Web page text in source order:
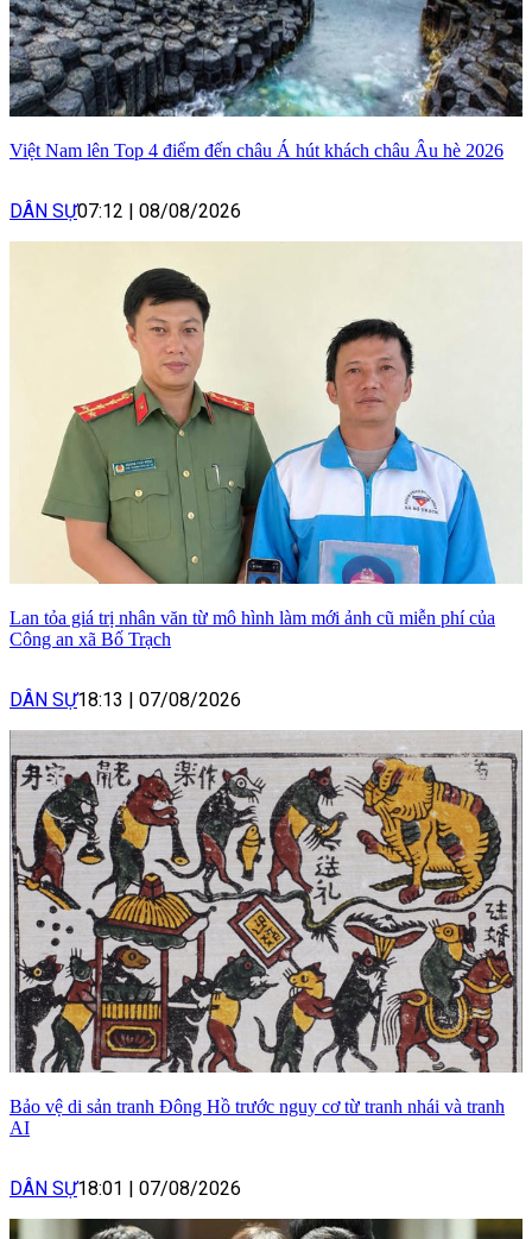
Việt Nam lên Top 4 điểm đến châu Á hút khách châu Âu hè 2026
DÂN SỰ07:12 08/08/2026
Lan tỏa giá trị nhân văn từ mô hình làm mới ảnh cũ miễn phí của
Công an xã Bố Trạch
DÂN SỰ18:13 07/08/2026
Bảo vệ di sản tranh Đông Hồ trước nguy cơ từ tranh nhái và tranh
AI
DÂN SỰ18:01 07/08/2026